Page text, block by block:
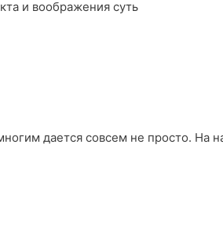
и воображения суть
дается совсем не просто. На